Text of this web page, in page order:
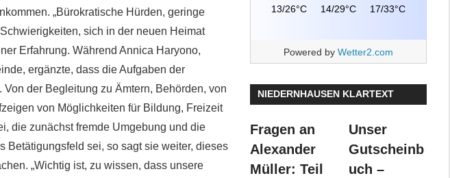
„Bürokratische Hürden, geringe
sich in der neuen Heimat
Erfahrung. Während Annica Haryono,
ergänzte, dass die Aufgaben der
der Begleitung zu Ämtern, Behörden, von
von Möglichkeiten für Bildung, Freizeit
die zunächst fremde Umgebung und die
Betätigungsfeld sei, so sagt sie weiter, dieses
„Wichtig ist, zu wissen, dass unsere
13/26°C 14/29°C 17/33°C
Powered by Wetter2.com
NIEDERNHAUSEN KLARTEXT
Fragen an
Alexander
Müller: Teil
Unser
Gutscheinb
uch –